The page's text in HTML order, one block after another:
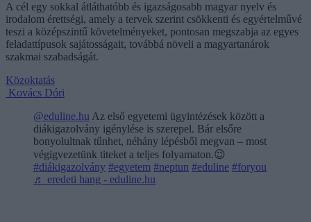
A cél egy sokkal átláthatóbb és igazságosabb magyar nyelv és
irodalom érettségi, amely a tervek szerint csökkenti és egyértelművé
teszi a középszintű követelményeket, pontosan megszabja az egyes
feladattípusok sajátosságait, továbbá növeli a magyartanárok
szakmai szabadságát.
Közoktatás
Kovács Dóri
@eduline.hu Az első egyetemi ügyintézések között a
diákigazolvány igénylése is szerepel. Bár elsőre
bonyolultnak tűnhet, néhány lépésből megvan – most
végigvezetünk titeket a teljes folyamaton.😉
#diákigazolvány #egyetem #neptun #eduline #foryou
♬ eredeti hang - eduline.hu